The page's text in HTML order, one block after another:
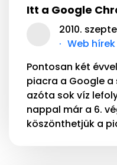
Itt a Google
2010.
Web hírek
Pontosan két
piacra a Google a
azóta sok víz
nappal már a 6.
köszönthetjük a